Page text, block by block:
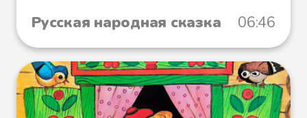
Русская народная сказка
06:46